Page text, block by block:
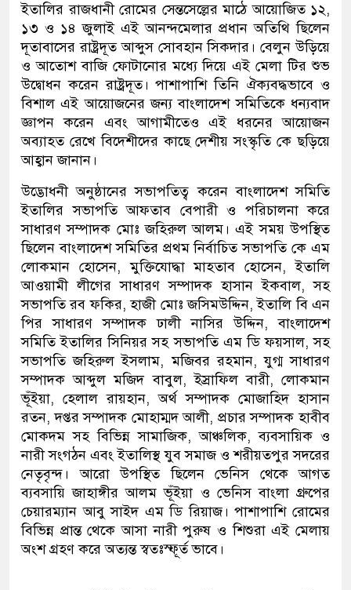
ইতালির রাজধানী রোমের সেন্তসেল্লের মাঠে আয়োজিত ১২,
১৩ ও ১৪ জুলাই এই আনন্দমেলার প্রধান অতিথি ছিলেন
দূতাবাসের রাষ্ট্রদূত আব্দুস সোবহান সিকদার। বেলুন উড়িয়ে
ও আতোশ বাজি ফোটানোর মধ্যে দিয়ে এই মেলা টির শুভ
উদ্বোধন করেন রাষ্ট্রদূত। পাশাপাশি তিনি ঐক্যবদ্ধভাবে ও
বিশাল এই আয়োজনের জন্য বাংলাদেশ সমিতিকে ধন্যবাদ
জ্ঞাপন করেন এবং আগামীতেও এই ধরনের আয়োজন
অব্যাহত রেখে বিদেশীদের কাছে দেশীয় সংস্কৃতি কে ছড়িয়ে
আহ্বান জানান।
উদ্ভোধনী অনুষ্ঠানের সভাপতিত্ব করেন বাংলাদেশ সমিতি
ইতালির সভাপতি আফতাব বেপারী ও পরিচালনা করে
সাধারণ সম্পাদক মোঃ জহিরুল আলম। এই সময় উপস্থিত
ছিলেন বাংলাদেশ সমিতির প্রথম নির্বাচিত সভাপতি কে এম
লোকমান হোসেন, মুক্তিযোদ্ধা মাহতাব হোসেন, ইতালি
আওয়ামী লীগের সাধারণ সম্পাদক হাসান ইকবাল, সহ
সভাপতি রব ফকির, হাজী মোঃ জসিমউদ্দিন, ইতালি বি এন
পির সাধারণ সম্পাদক ঢালী নাসির উদ্দিন, বাংলাদেশ
সমিতি ইতালির সিনিয়র সহ সভাপতি এম ডি ফয়সাল, সহ
সভাপতি জহিরুল ইসলাম, মজিবর রহমান, যুগ্ম সাধারণ
সম্পাদক আব্দুল মজিদ বাবুল, ইস্রাফিল বারী, লোকমান
ভূঁইয়া, হেলাল রায়হান, অর্থ সম্পাদক মোজাহিদ হাসান
রতন, দপ্তর সম্পাদক মোহাম্মদ আলী, প্রচার সম্পাদক হাবীব
মোকদম সহ বিভিন্ন সামাজিক, আঞ্চলিক, ব্যবসায়িক ও
নারী সংগঠন এবং ইতালিস্থ যুব সমাজ ও শরীয়তপুর সদরের
নেতৃবৃন্দ। আরো উপস্থিত ছিলেন ভেনিস থেকে আগত
ব্যবসায়ি জাহাঙ্গীর আলম ভূঁইয়া ও ভেনিস বাংলা গ্রুপের
চেয়ারম্যান আবু সাইদ এম ডি রিয়াজ। পাশাপাশি রোমের
বিভিন্ন প্রান্ত থেকে আসা নারী পুরুষ ও শিশুরা এই মেলায়
অংশ গ্রহণ করে অত্যন্ত স্বতঃস্ফূর্ত ভাবে।